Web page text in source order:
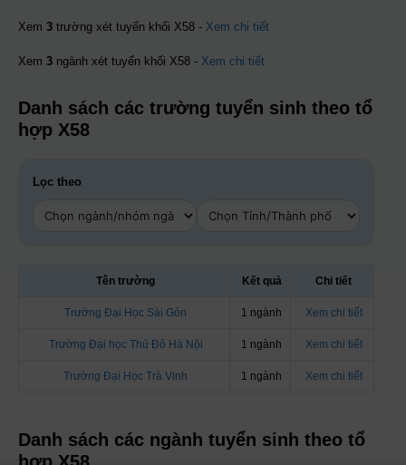
Xem 3 trường xét tuyển khối X58 - Xem chi tiết
Xem 3 ngành xét tuyển khối X58 - Xem chi tiết
Danh sách các trường tuyển sinh theo tổ
hợp X58
Lọc theo
Tên trường Kết quả Chi tiết
Trường Đại Học Sài Gòn 1 ngành Xem chi tiết
Trường Đại học Thủ Đô Hà Nội 1 ngành Xem chi tiết
Trường Đại Học Trà Vinh 1 ngành Xem chi tiết
Danh sách các ngành tuyển sinh theo tổ